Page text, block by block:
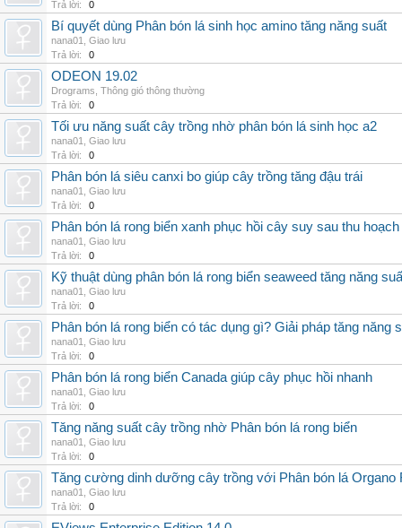
Trả lời:
0
Bí quyết dùng Phân bón lá sinh học amino tăng năng suất
nana01
Giao lưu
Trả lời:
0
ODEON 19.02
Drograms Thông gió thông thường
Trả lời:
0
Tối ưu năng suất cây trồng nhờ phân bón lá sinh học a2
nana01
Giao lưu
Trả lời:
0
Phân bón lá siêu canxi bo giúp cây trồng tăng đậu trái
nana01
Giao lưu
Trả lời:
0
Phân bón lá rong biển xanh phục hồi cây suy sau thu hoạch
nana01
Giao lưu
Trả lời:
0
Kỹ thuật dùng phân bón lá rong biển seaweed tăng năng
nana01
Giao lưu
Trả lời:
0
Phân bón lá rong biển có tác dụng gì? Giải pháp tăng năng
nana01
Giao lưu
Trả lời:
0
Phân bón lá rong biển Canada giúp cây phục hồi nhanh
nana01
Giao lưu
Trả lời:
0
Tăng năng suất cây trồng nhờ Phân bón lá rong biển
nana01
Giao lưu
Trả lời:
0
Tăng cường dinh dưỡng cây trồng với Phân bón lá Organo
nana01
Giao lưu
Trả lời:
0